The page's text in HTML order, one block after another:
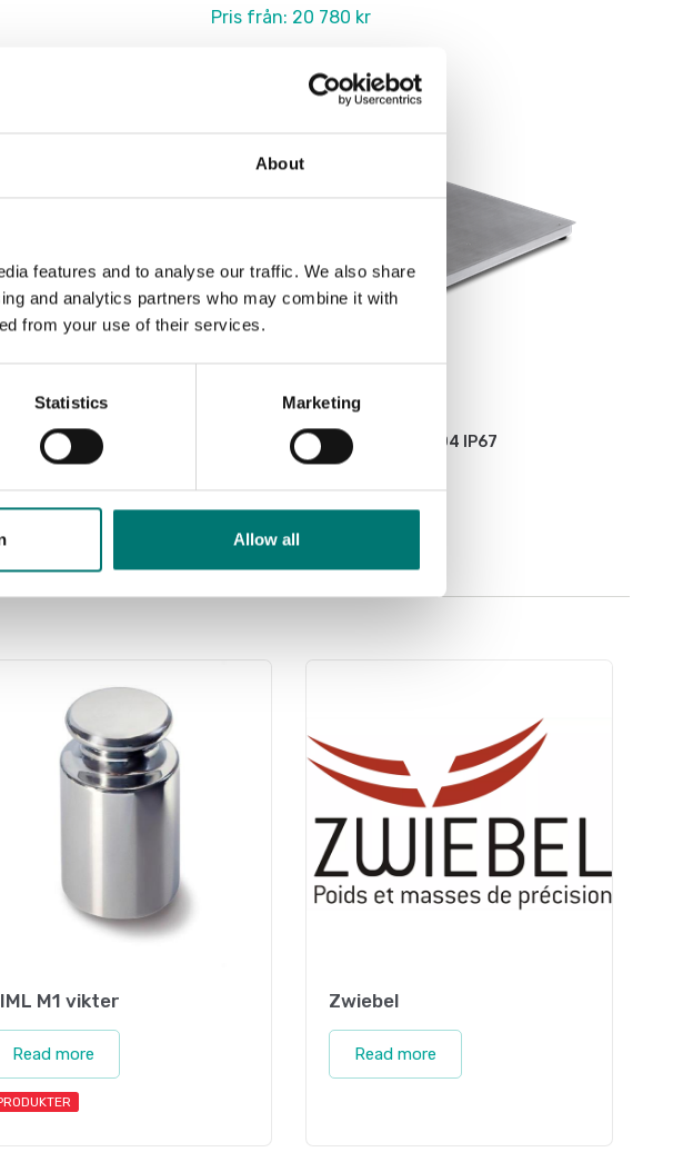
About
features and to analyse our traffic. We also share
and analytics partners who may combine it with
from your use of their services.
Statistics Marketing
Allow all
Pris från: 20 780 kr
AISI 304 IP67 Golvvåg helt i rostfritt AISI 304 IP67
Pris från: 76 659 kr
M1 vikter
Read more
Zwiebel
Read more